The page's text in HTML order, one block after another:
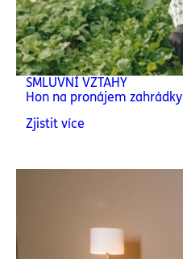
SMLUVNÍ VZTAHY
Hon na pronájem zahrádky
Zjistit více